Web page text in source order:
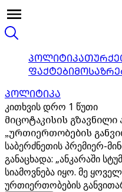
ᲞᲝᲚᲘᲢᲘᲙᲐ
ᲤᲐᲥᲢᲔᲑᲘ
ᲞᲝᲚᲘᲢᲘᲙᲐ
კითხვის დრო 1 წუთი
მიცოტაკისის გზავნილი
„ურთიერთობების
საბერძნეთის პრემიერ-
განაცხადა: „ანკარაში
სიამოვნება იყო. მე
ურთიერთობების